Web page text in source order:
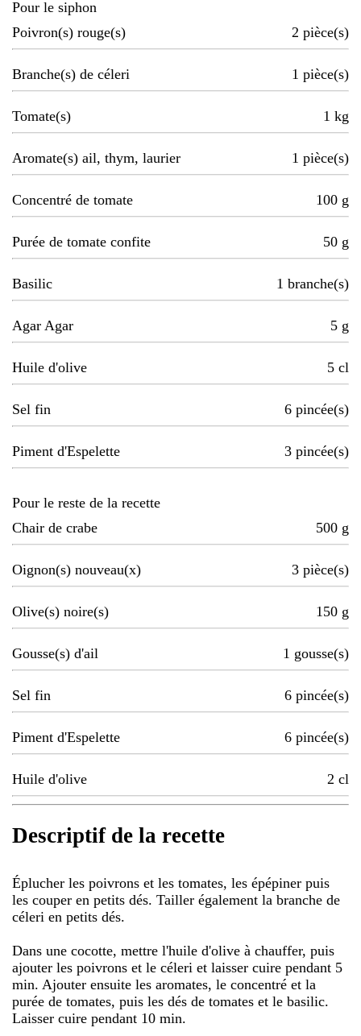
Pour le siphon
Poivron(s) rouge(s)
2 pièce(s)
Branche(s) de céleri 1 pièce(s)
Tomate(s) 1 kg
Aromate(s) ail, thym, laurier 1 pièce(s)
Concentré de tomate 100 g
Purée de tomate confite 50 g
Basilic 1 branche(s)
Agar Agar 5 g
Huile d'olive 5 cl
Sel fin 6 pincée(s)
Piment d'Espelette 3 pincée(s)
Pour le reste de la recette
Chair de crabe
500 g
Oignon(s) nouveau(x) 3 pièce(s)
Olive(s) noire(s) 150 g
Gousse(s) d'ail 1 gousse(s)
Sel fin 6 pincée(s)
Piment d'Espelette 6 pincée(s)
Huile d'olive 2 cl
Descriptif de la recette
Éplucher les poivrons et les tomates, les épépiner puis
les couper en petits dés. Tailler également la branche de
céleri en petits dés.
Dans une cocotte, mettre l'huile d'olive à chauffer, puis
ajouter les poivrons et le céleri et laisser cuire pendant 5
min. Ajouter ensuite les aromates, le concentré et la
purée de tomates, puis les dés de tomates et le basilic.
Laisser cuire pendant 10 min.